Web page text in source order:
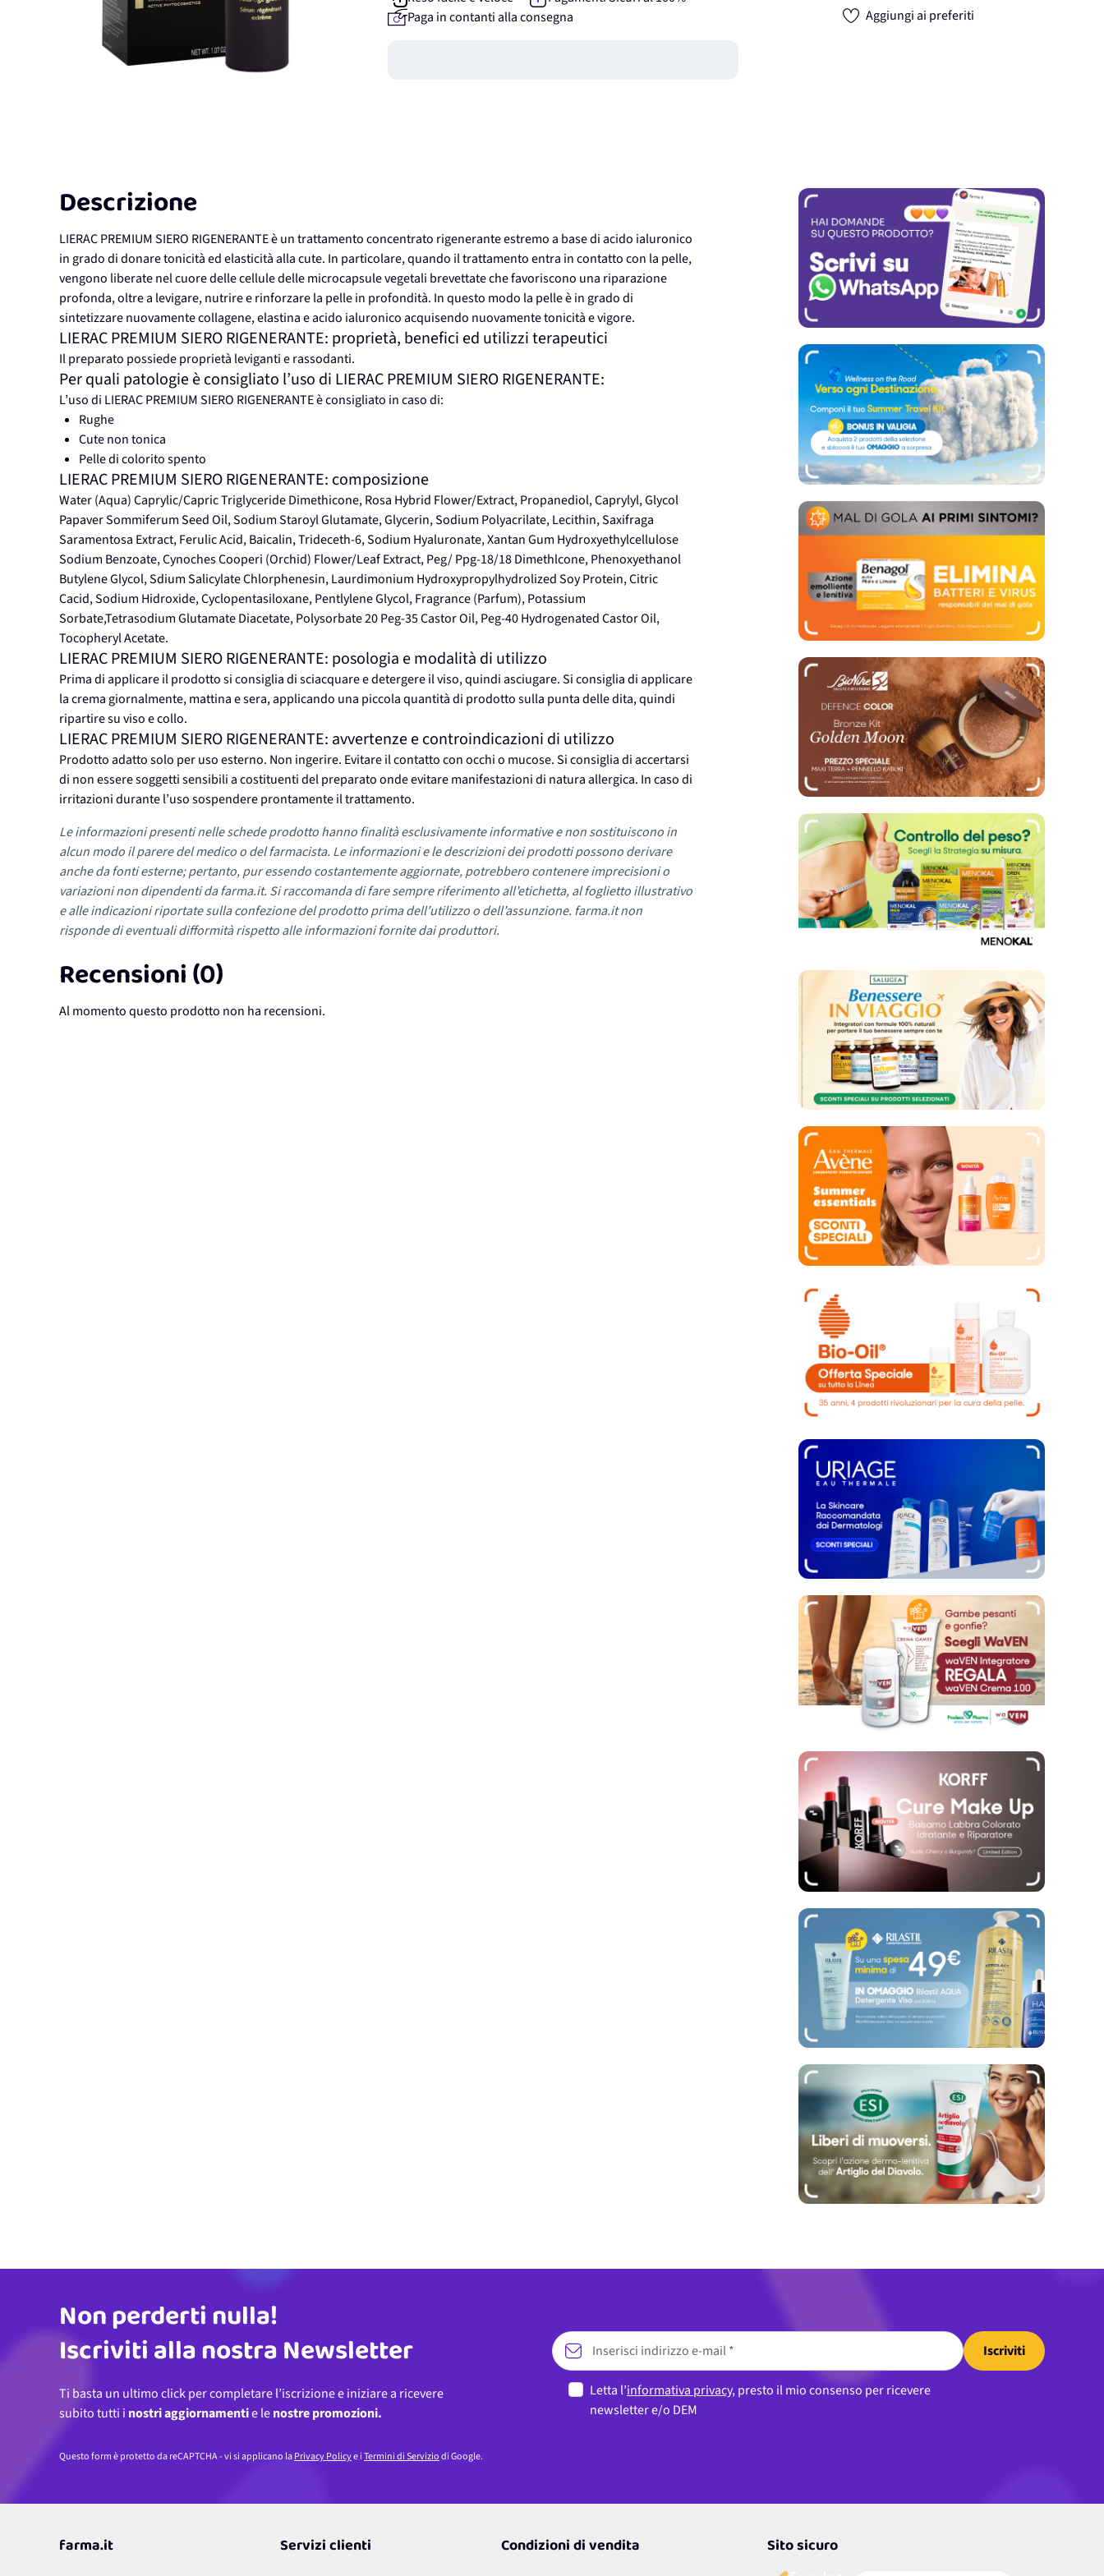
Aggiungi ai preferiti
Paga in contanti alla consegna
Descrizione
LIERAC PREMIUM SIERO RIGENERANTE è un trattamento concentrato rigenerante estremo a base di acido ialuronico
in grado di donare tonicità ed elasticità alla cute. In particolare, quando il trattamento entra in contatto con la pelle,
vengono liberate nel cuore delle cellule delle microcapsule vegetali brevettate che favoriscono una riparazione
profonda, oltre a levigare, nutrire e rinforzare la pelle in profondità. In questo modo la pelle è in grado di
sintetizzare nuovamente collagene, elastina e acido ialuronico acquisendo nuovamente tonicità e vigore.
LIERAC PREMIUM SIERO RIGENERANTE: proprietà, benefici ed utilizzi terapeutici
Il preparato possiede proprietà leviganti e rassodanti.
Per quali patologie è consigliato l’uso di LIERAC PREMIUM SIERO RIGENERANTE:
L’uso di LIERAC PREMIUM SIERO RIGENERANTE è consigliato in caso di:
Rughe
Cute non tonica
Pelle di colorito spento
LIERAC PREMIUM SIERO RIGENERANTE: composizione
Water (Aqua) Caprylic/Capric Triglyceride Dimethicone, Rosa Hybrid Flower/Extract, Propanediol, Caprylyl, Glycol
Papaver Sommiferum Seed Oil, Sodium Staroyl Glutamate, Glycerin, Sodium Polyacrilate, Lecithin, Saxifraga
Saramentosa Extract, Ferulic Acid, Baicalin, Trideceth-6, Sodium Hyaluronate, Xantan Gum Hydroxyethylcellulose
Sodium Benzoate, Cynoches Cooperi (Orchid) Flower/Leaf Extract, Peg/ Ppg-18/18 Dimethlcone, Phenoxyethanol
Butylene Glycol, Sdium Salicylate Chlorphenesin, Laurdimonium Hydroxypropylhydrolized Soy Protein, Citric
Cacid, Sodium Hidroxide, Cyclopentasiloxane, Pentlylene Glycol, Fragrance (Parfum), Potassium
Sorbate,Tetrasodium Glutamate Diacetate, Polysorbate 20 Peg-35 Castor Oil, Peg-40 Hydrogenated Castor Oil,
Tocopheryl Acetate.
LIERAC PREMIUM SIERO RIGENERANTE: posologia e modalità di utilizzo
Prima di applicare il prodotto si consiglia di sciacquare e detergere il viso, quindi asciugare. Si consiglia di applicare
la crema giornalmente, mattina e sera, applicando una piccola quantità di prodotto sulla punta delle dita, quindi
ripartire su viso e collo.
LIERAC PREMIUM SIERO RIGENERANTE: avvertenze e controindicazioni di utilizzo
Prodotto adatto solo per uso esterno. Non ingerire. Evitare il contatto con occhi o mucose. Si consiglia di accertarsi
di non essere soggetti sensibili a costituenti del preparato onde evitare manifestazioni di natura allergica. In caso di
irritazioni durante l’uso sospendere prontamente il trattamento.
Le informazioni presenti nelle schede prodotto hanno finalità esclusivamente informative e non sostituiscono in
alcun modo il parere del medico o del farmacista. Le informazioni e le descrizioni dei prodotti possono derivare
anche da fonti esterne; pertanto, pur essendo costantemente aggiornate, potrebbero contenere imprecisioni o
variazioni non dipendenti da farma.it. Si raccomanda di fare sempre riferimento all’etichetta, al foglietto illustrativo
e alle indicazioni riportate sulla confezione del prodotto prima dell’utilizzo o dell’assunzione. farma.it non
risponde di eventuali difformità rispetto alle informazioni fornite dai produttori.
Recensioni (0)
Al momento questo prodotto non ha recensioni.
Indirizzo email
Non perderti nulla!
Iscriviti alla nostra Newsletter
Ti basta un ultimo click per completare l’iscrizione e iniziare a ricevere
subito tutti i nostri aggiornamentie lenostre promozioni.
Iscriviti
Letta l’informativa privacy, presto il mio consenso per ricevere
newsletter e/o DEM
Questo form è protetto da reCAPTCHA - vi si applicano laPrivacy Policye iTermini di Serviziodi Google.
farma.it Servizi clienti Condizioni di vendita Sito sicuro